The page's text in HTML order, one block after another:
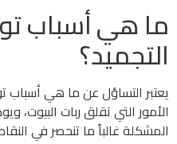
ما هي أسباب
التجميد؟
يعتبر التساؤل عن ما هي أسباب
الأمور التي تقلق ربات
المشكلة غالباً ما تنحصر في النقاط